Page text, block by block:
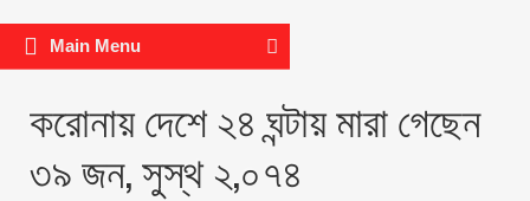
Main Menu
করোনায় দেশে ২৪ ঘন্টায় মারা গেছেন
৩৯ জন, সুস্থ ২,০৭৪